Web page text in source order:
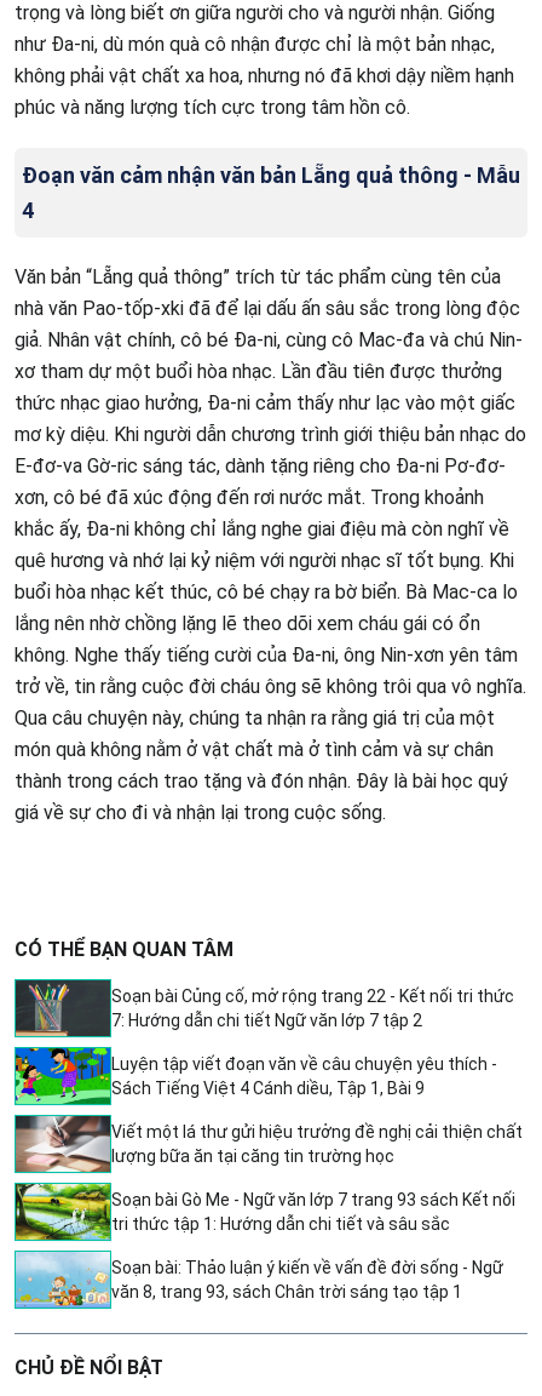
trọng và lòng biết ơn giữa người cho và người nhận. Giống
như Đa-ni, dù món quà cô nhận được chỉ là một bản nhạc,
không phải vật chất xa hoa, nhưng nó đã khơi dậy niềm hạnh
phúc và năng lượng tích cực trong tâm hồn cô.
Đoạn văn cảm nhận văn bản Lẵng quả thông - Mẫu
4
Văn bản “Lẵng quả thông” trích từ tác phẩm cùng tên của
nhà văn Pao-tốp-xki đã để lại dấu ấn sâu sắc trong lòng độc
giả. Nhân vật chính, cô bé Đa-ni, cùng cô Mac-đa và chú Nin-
xơ tham dự một buổi hòa nhạc. Lần đầu tiên được thưởng
thức nhạc giao hưởng, Đa-ni cảm thấy như lạc vào một giấc
mơ kỳ diệu. Khi người dẫn chương trình giới thiệu bản nhạc do
E-đơ-va Gờ-ric sáng tác, dành tặng riêng cho Đa-ni Pơ-đơ-
xơn, cô bé đã xúc động đến rơi nước mắt. Trong khoảnh
khắc ấy, Đa-ni không chỉ lắng nghe giai điệu mà còn nghĩ về
quê hương và nhớ lại kỷ niệm với người nhạc sĩ tốt bụng. Khi
buổi hòa nhạc kết thúc, cô bé chạy ra bờ biển. Bà Mac-ca lo
lắng nên nhờ chồng lặng lẽ theo dõi xem cháu gái có ổn
không. Nghe thấy tiếng cười của Đa-ni, ông Nin-xơn yên tâm
trở về, tin rằng cuộc đời cháu ông sẽ không trôi qua vô nghĩa.
Qua câu chuyện này, chúng ta nhận ra rằng giá trị của một
món quà không nằm ở vật chất mà ở tình cảm và sự chân
thành trong cách trao tặng và đón nhận. Đây là bài học quý
giá về sự cho đi và nhận lại trong cuộc sống.
CÓ THỂ BẠN QUAN TÂM
Soạn bài Củng cố, mở rộng trang 22 - Kết nối tri thức
7: Hướng dẫn chi tiết Ngữ văn lớp 7 tập 2
Luyện tập viết đoạn văn về câu chuyện yêu thích -
Sách Tiếng Việt 4 Cánh diều, Tập 1, Bài 9
Viết một lá thư gửi hiệu trưởng đề nghị cải thiện chất
lượng bữa ăn tại căng tin trường học
Soạn bài Gò Me - Ngữ văn lớp 7 trang 93 sách Kết nối
tri thức tập 1: Hướng dẫn chi tiết và sâu sắc
Soạn bài: Thảo luận ý kiến về vấn đề đời sống - Ngữ
văn 8, trang 93, sách Chân trời sáng tạo tập 1
CHỦ ĐỀ NỔI BẬT